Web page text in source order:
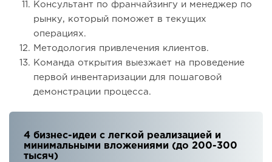
Консультант по франчайзингу и менеджер по
рынку, который поможет в текущих
операциях.
Методология привлечения клиентов.
Команда открытия выезжает на проведение
первой инвентаризации для пошаговой
демонстрации процесса.
4 бизнес-идеи с легкой реализацией и
минимальными вложениями (до 200-300
тысяч)